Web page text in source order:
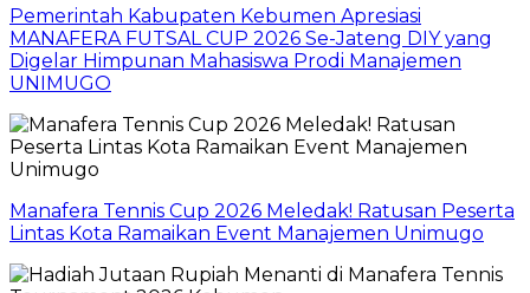
Pemerintah Kabupaten Kebumen Apresiasi
MANAFERA FUTSAL CUP 2026 Se-Jateng DIY yang
Digelar Himpunan Mahasiswa Prodi Manajemen
UNIMUGO
Manafera Tennis Cup 2026 Meledak! Ratusan Peserta
Lintas Kota Ramaikan Event Manajemen Unimugo